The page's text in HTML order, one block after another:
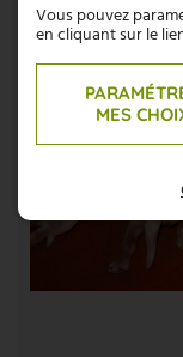
Vous pouvez
en cliquant sur le
MES